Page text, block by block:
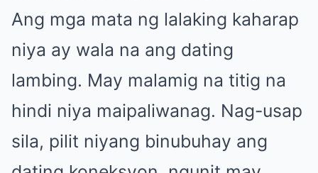
Ang mga mata ng lalaking kaharap
niya ay wala na ang dating
lambing. May malamig na titig na
hindi niya maipaliwanag. Nag-usap
sila, pilit niyang binubuhay ang